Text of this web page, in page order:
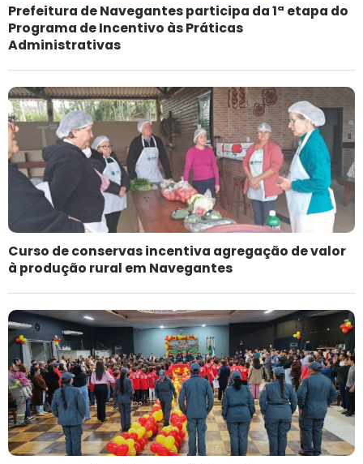
Prefeitura de Navegantes participa da 1ª etapa do
Programa de Incentivo às Práticas
Administrativas
Curso de conservas incentiva agregação de valor
à produção rural em Navegantes